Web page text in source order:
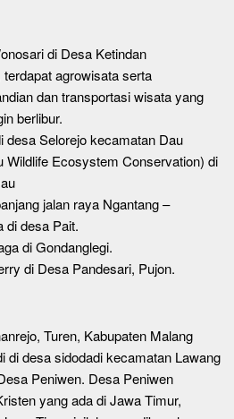
di Desa Ketindan
agrowisata serta
dan transportasi wisata yang
berlibur.
desa Selorejo kecamatan Dau
Wildlife Ecosystem Conservation) di
jalan raya Ngantang –
di desa Pait.
di Gondanglegi.
di Desa Pandesari, Pujon.
Turen, Kabupaten Malang
di desa sidodadi kecamatan Lawang
Peniwen. Desa Peniwen
yang ada di Jawa Timur,